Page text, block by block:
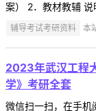
案） 2．教材教辅
辅导考试考研资料 本
2023年武汉工程
学》考研全套
微信扫一扫，在手机